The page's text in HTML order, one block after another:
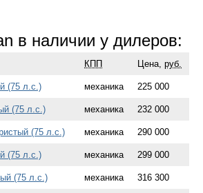
в наличии у дилеров:
КПП Цена, руб.
(75 л.с.) механика 225 000
(75 л.с.) механика 232 000
(75 л.с.) механика 290 000
(75 л.с.) механика 299 000
(75 л.с.) механика 316 300